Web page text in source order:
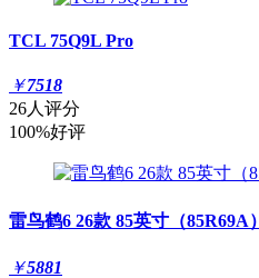
TCL 75Q9L Pro
￥7518
26人评分
100%好评
雷鸟鹤6 26款 85英寸（85R69A）
￥5881